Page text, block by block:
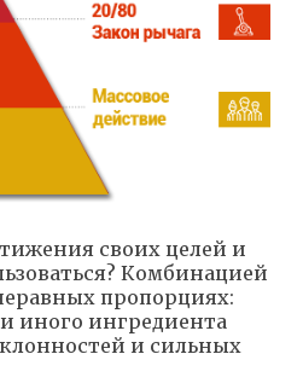
своих целей и
Комбинацией
пропорциях:
иного ингредиента
и сильных